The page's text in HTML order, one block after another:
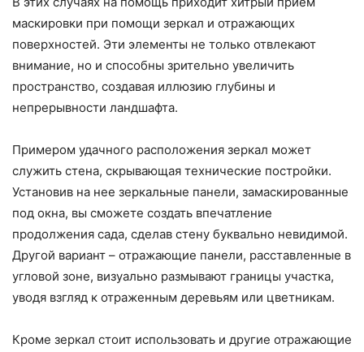
маскировки при помощи зеркал и отражающих
поверхностей. Эти элементы не только отвлекают
внимание, но и способны зрительно увеличить
пространство, создавая иллюзию глубины и
непрерывности ландшафта.
Примером удачного расположения зеркал может
служить стена, скрывающая технические постройки.
Установив на нее зеркальные панели, замаскированные
под окна, вы сможете создать впечатление
продолжения сада, сделав стену буквально невидимой.
Другой вариант – отражающие панели, расставленные в
угловой зоне, визуально размывают границы участка,
уводя взгляд к отраженным деревьям или цветникам.
Кроме зеркал стоит использовать и другие отражающие